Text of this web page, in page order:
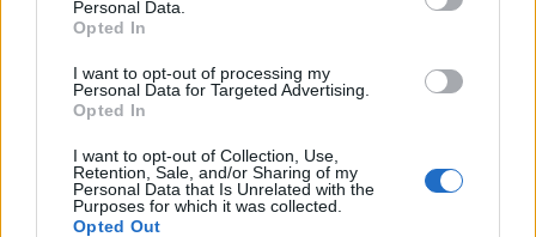
Personal Data.
Opted In
I want to opt-out of processing my
Personal Data for Targeted Advertising.
Opted In
I want to opt-out of Collection, Use,
Retention, Sale, and/or Sharing of my
Personal Data that Is Unrelated with the
Purposes for which it was collected.
Opted Out